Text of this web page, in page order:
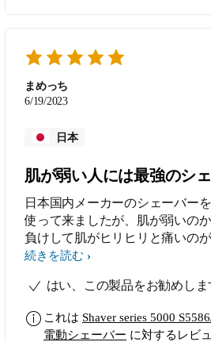
っくり剃って１週間以上持ちます
サラリーマンでも使いやすいです
深剃りはPA社B社との評判があり
買って良かったです。
まめっち
6/19/2023
日本
肌が弱い人には最強のシ
日本国内メーカーのシェーバー
使って来ましたが、肌が弱いの
負けして肌がヒリヒリと痛いの
ていたところ、フィリップス社製
ダメ元で買ってみたら、国内有名
良いほど優しいし、肌が全然痛
続きを読む
はい、この製品をお勧めしま
これは Shaver series 5000
電動シェーバー に対するレビ